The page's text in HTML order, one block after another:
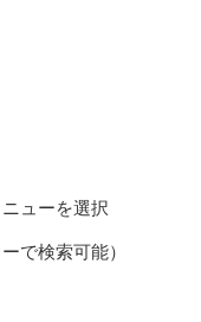
ューを選択
で検索可能）